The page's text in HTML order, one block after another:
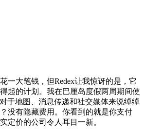
一大笔钱，但Redex让我惊讶的是，它
起的计划。我在巴厘岛度假两周期间使
于地图、消息传递和社交媒体来说绰绰
没有隐藏费用。你看到的就是你支付
定价的公司令人耳目一新。